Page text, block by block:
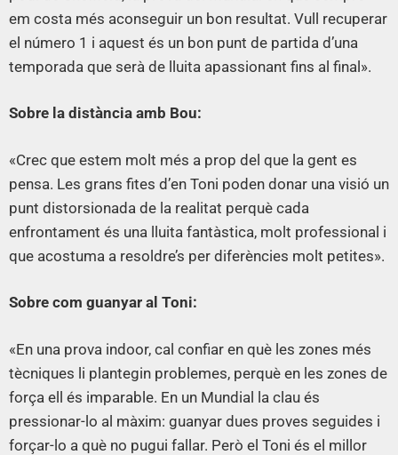
em costa més aconseguir un bon resultat. Vull recuperar
el número 1 i aquest és un bon punt de partida d’una
temporada que serà de lluita apassionant fins al final».
Sobre la distància amb Bou:
«Crec que estem molt més a prop del que la gent es
pensa. Les grans fites d’en Toni poden donar una visió un
punt distorsionada de la realitat perquè cada
enfrontament és una lluita fantàstica, molt professional i
que acostuma a resoldre’s per diferències molt petites».
Sobre com guanyar al Toni:
«En una prova indoor, cal confiar en què les zones més
tècniques li plantegin problemes, perquè en les zones de
força ell és imparable. En un Mundial la clau és
pressionar-lo al màxim: guanyar dues proves seguides i
forçar-lo a què no pugui fallar. Però el Toni és el millor